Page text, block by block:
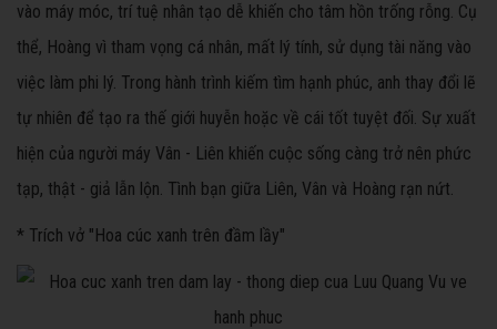
vào máy móc, trí tuệ nhân tạo dễ khiến cho tâm hồn trống rỗng. Cụ
thể, Hoàng vì tham vọng cá nhân, mất lý tính, sử dụng tài năng vào
việc làm phi lý. Trong hành trình kiếm tìm hạnh phúc, anh thay đổi lẽ
tự nhiên để tạo ra thế giới huyễn hoặc về cái tốt tuyệt đối. Sự xuất
hiện của người máy Vân - Liên khiến cuộc sống càng trở nên phức
tạp, thật - giả lẫn lộn. Tình bạn giữa Liên, Vân và Hoàng rạn nứt.
* Trích vở "Hoa cúc xanh trên đầm lầy"